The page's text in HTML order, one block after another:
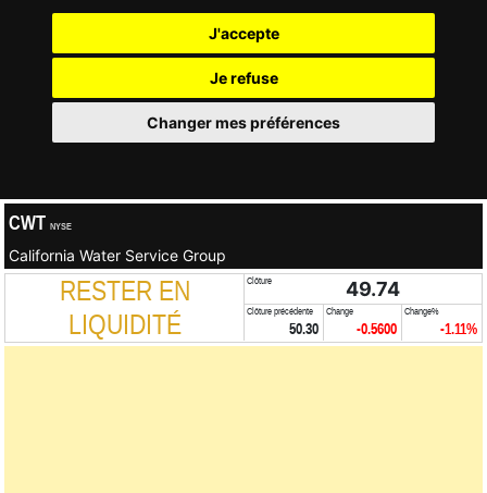
J'accepte
Je refuse
Changer mes préférences
CWT NYSE
California Water Service Group
RESTER EN
LIQUIDITÉ
Clôture 49.74
Clôture précédente
50.30
Change
-0.5600
Change%
-1.11%